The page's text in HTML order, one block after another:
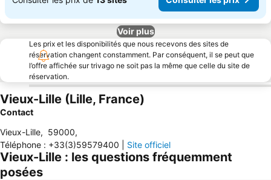
Voir plus
Les prix et les disponibilités que nous recevons des sites de
réservation changent constamment. Par conséquent, il se peut que
l’offre affichée sur trivago ne soit pas la même que celle du site de
réservation.
Vieux-Lille (Lille, France)
Contact
Vieux-Lille, 59000,
Téléphone : +33(3)59579400 Site officiel
Vieux-Lille : les questions fréquemment
posées